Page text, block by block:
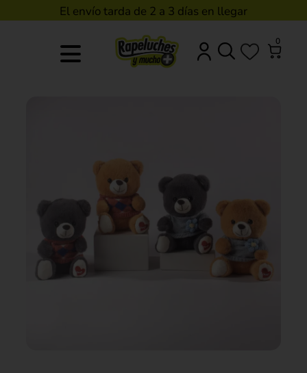
El envío tarda de 2 a 3 días en llegar
0